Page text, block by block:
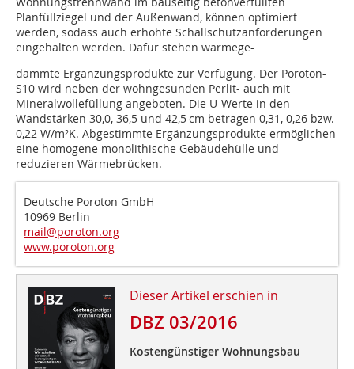
Planfüllziegel und der Außenwand, können optimiert
werden, sodass auch erhöhte Schallschutzanforderungen
eingehalten werden. Dafür stehen wärmege-
dämmte Ergänzungsprodukte zur Verfügung. Der Poroton-
S10 wird neben der wohngesunden Perlit- auch mit
Mineralwollefüllung angeboten. Die U-Werte in den
Wandstärken 30,0, 36,5 und 42,5 cm betragen 0,31, 0,26 bzw.
0,22 W/m²K. Abgestimmte Ergänzungsprodukte ermöglichen
eine homogene monolithische Gebäudehülle und
reduzieren Wärmebrücken.
Deutsche Poroton GmbH
10969 Berlin
mail@poroton.org
www.poroton.org
Dieser Artikel erschien in
DBZ 03/2016
Kostengünstiger Wohnungsbau